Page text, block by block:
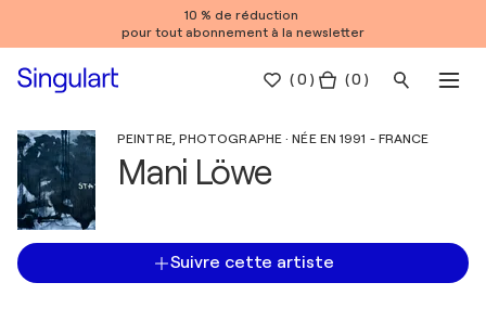
10 % de réduction
pour tout abonnement à la newsletter
(0 ) ( 0 )
PEINTRE, PHOTOGRAPHE · NÉE EN 1991 - FRANCE
Mani Löwe
Suivre cette artiste